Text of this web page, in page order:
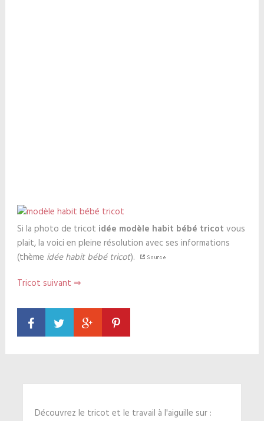
Si la photo de tricot idée modèle habit bébé tricot vous
plait, la voici en pleine résolution avec ses informations
(thème idée habit bébé tricot).
Tricot suivant ⇒
Découvrez le tricot et le travail à l'aiguille sur :